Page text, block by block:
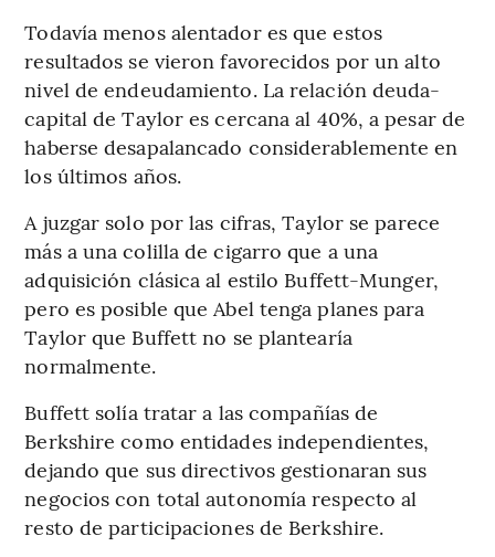
Todavía menos alentador es que estos
resultados se vieron favorecidos por un alto
nivel de endeudamiento. La relación deuda-
capital de Taylor es cercana al 40%, a pesar de
haberse desapalancado considerablemente en
los últimos años.
A juzgar solo por las cifras, Taylor se parece
más a una colilla de cigarro que a una
adquisición clásica al estilo Buffett-Munger,
pero es posible que Abel tenga planes para
Taylor que Buffett no se plantearía
normalmente.
Buffett solía tratar a las compañías de
Berkshire como entidades independientes,
dejando que sus directivos gestionaran sus
negocios con total autonomía respecto al
resto de participaciones de Berkshire.